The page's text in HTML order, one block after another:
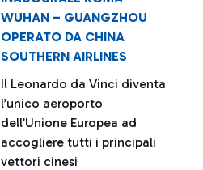
WUHAN – GUANGZHOU
OPERATO DA CHINA
SOUTHERN AIRLINES
Il Leonardo da Vinci diventa
l’unico aeroporto
dell’Unione Europea ad
accogliere tutti i principali
vettori cinesi